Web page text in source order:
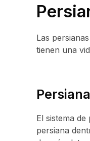
Las
tienen una
El sistema
persiana